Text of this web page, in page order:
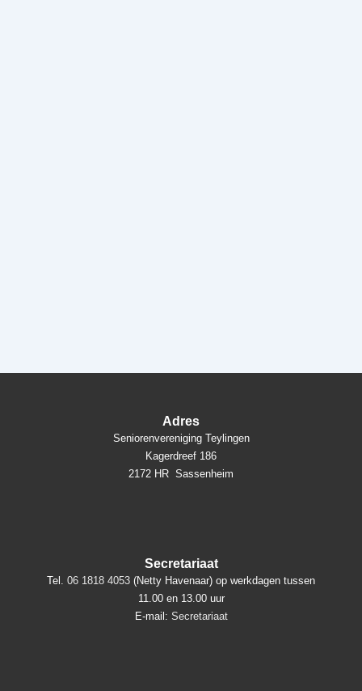
Adres
Seniorenvereniging Teylingen
Kagerdreef 186
2172 HR Sassenheim
Secretariaat
Tel. 06 1818 4053 (Netty Havenaar) op werkdagen tussen
11.00 en 13.00 uur
E-mail: Secretariaat